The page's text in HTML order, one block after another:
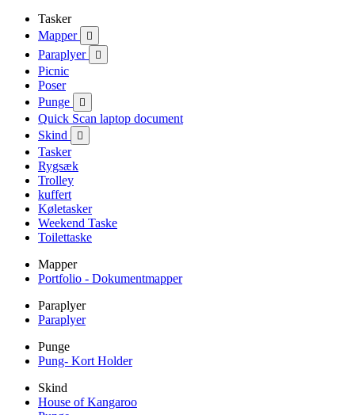
Tasker
Mapper

Paraplyer 
Picnic
Poser
Punge

Quick Scan laptop document
Skind

Tasker
Rygsæk
Trolley
kuffert
Køletasker
Weekend Taske
Toilettaske
Mapper
Portfolio - Dokumentmapper
Paraplyer
Paraplyer
Punge
Pung- Kort Holder
Skind
House of Kangaroo